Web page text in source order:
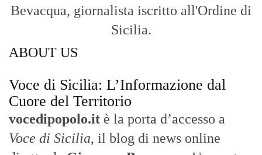
Bevacqua, giornalista iscritto all'Ordine di
Sicilia.
ABOUT US
Voce di Sicilia: L’Informazione dal
Cuore del Territorio
vocedipopolo.it è la porta d’accesso a
Voce di Sicilia, il blog di news online